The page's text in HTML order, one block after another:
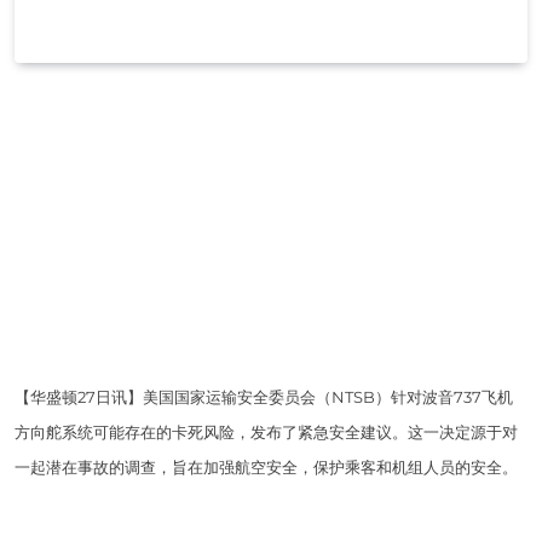
【华盛顿27日讯】美国国家运输安全委员会（NTSB）针对波音737飞机
方向舵系统可能存在的卡死风险，发布了紧急安全建议。这一决定源于对
一起潜在事故的调查，旨在加强航空安全，保护乘客和机组人员的安全。